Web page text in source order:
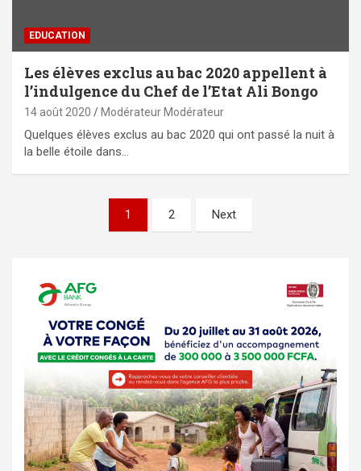
EDUCATION
Les élèves exclus au bac 2020 appellent à
l’indulgence du Chef de l’Etat Ali Bongo
14 août 2020 Modérateur Modérateur
Quelques élèves exclus au bac 2020 qui ont passé la nuit à
la belle étoile dans…
1 2 Next